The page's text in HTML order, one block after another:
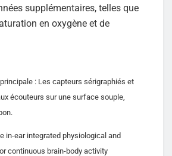
supplémentaires, telles que
en oxygène et de
: Les capteurs sérigraphiés et
écouteurs sur une surface souple,
in-ear integrated physiological and
continuous brain-body activity